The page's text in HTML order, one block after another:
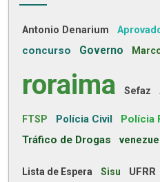
Antonio Denarium
concurso Governo
roraima Sefaz
FTSP Polícia Civil Polícia
Tráfico de Drogas
Lista de Espera Sisu UFRR